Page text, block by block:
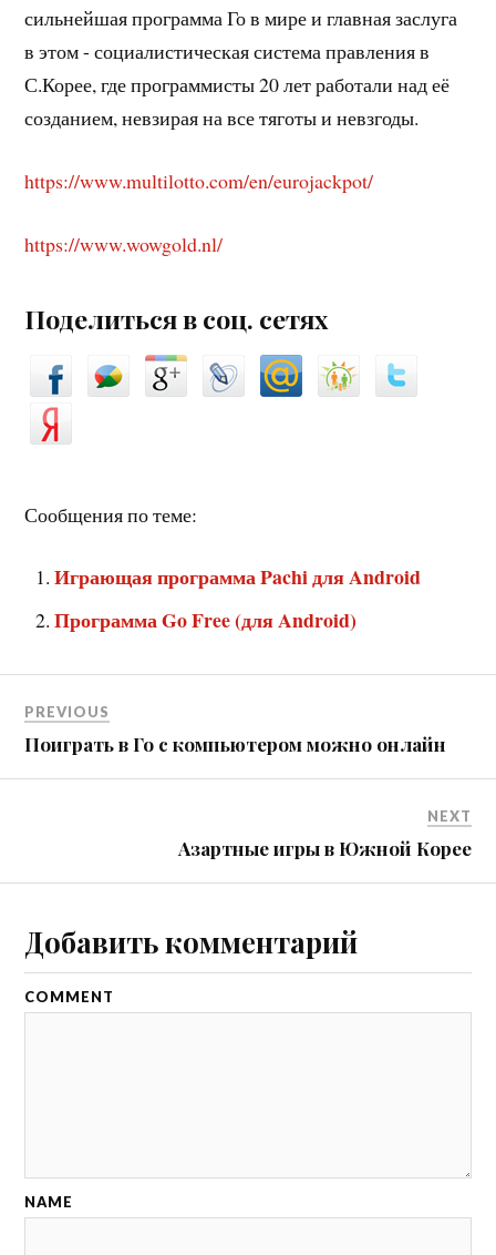
сильнейшая программа Го в мире и главная заслуга
в этом - социалистическая система правления в
С.Корее, где программисты 20 лет работали над её
созданием, невзирая на все тяготы и невзгоды.
https://www.multilotto.com/en/eurojackpot/
https://www.wowgold.nl/
Поделиться в соц. сетях
Сообщения по теме:
Играющая программа Pachi для Android
Программа Go Free (для Android)
PREVIOUS
Поиграть в Го с компьютером можно онлайн
NEXT
Азартные игры в Южной Корее
Добавить комментарий
COMMENT
NAME